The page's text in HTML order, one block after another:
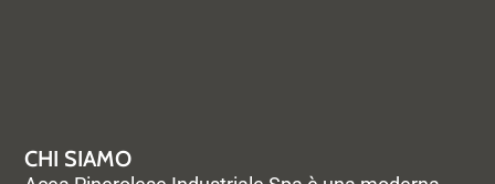
CHI SIAMO